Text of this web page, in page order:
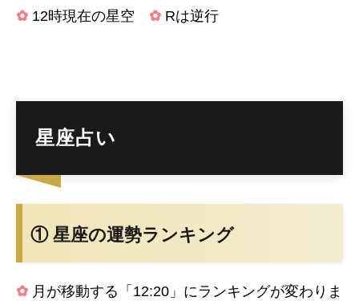
✿ 12時現在の星空 ✿ Rは逆行
星座占い
① 星座の運勢ランキング
✿ 月が移動する「12:20」にランキングが変わりま